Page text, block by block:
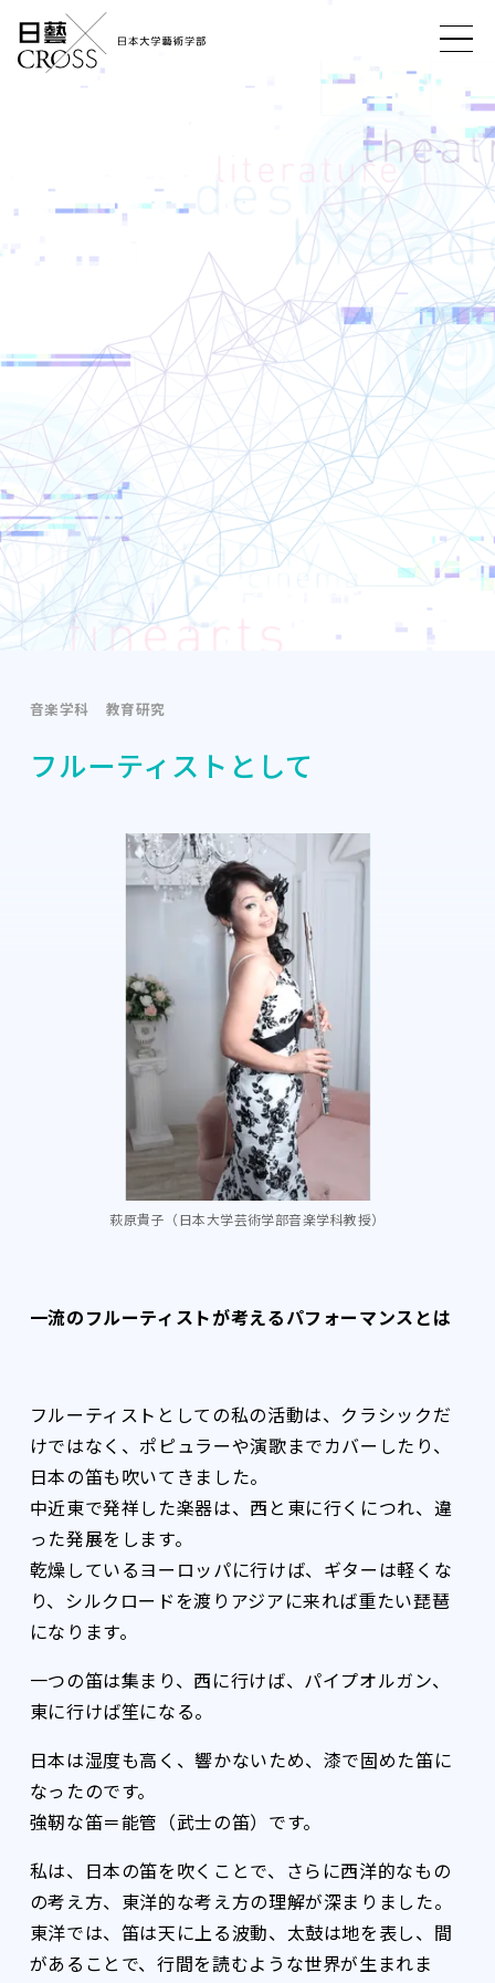
音楽学科 教育研究
フルーティストとして
萩原貴子（日本大学芸術学部音楽学科教授）
一流のフルーティストが考えるパフォーマンスとは
フルーティストとしての私の活動は、クラシックだ
けではなく、ポピュラーや演歌までカバーしたり、
日本の笛も吹いてきました。
中近東で発祥した楽器は、西と東に行くにつれ、違
った発展をします。
乾燥しているヨーロッパに行けば、ギターは軽くな
り、シルクロードを渡りアジアに来れば重たい琵琶
になります。
一つの笛は集まり、西に行けば、パイプオルガン、
東に行けば笙になる。
日本は湿度も高く、響かないため、漆で固めた笛に
なったのです。
強靭な笛＝能管（武士の笛）です。
私は、日本の笛を吹くことで、さらに西洋的なもの
の考え方、東洋的な考え方の理解が深まりました。
東洋では、笛は天に上る波動、太鼓は地を表し、間
があることで、行間を読むような世界が生まれま